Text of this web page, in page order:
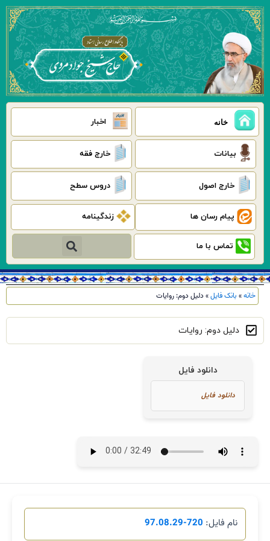
پرش
محتوا
خانه اخبار
بیانات خارج فقه
خارج اصول دروس سطح
پیام رسان ها زندگینامه
تماس با ما جستجو
خانه» بانک فایل» دلیل دوم: روایات
دلیل دوم: روایات
دانلود فایل
نام فایل: 720-97.08.29